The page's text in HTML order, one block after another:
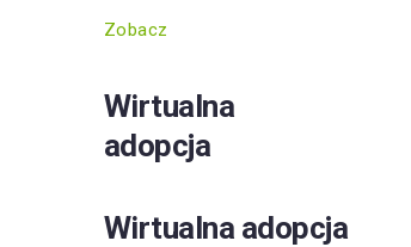
Zobacz
Wirtualna
adopcja
Wirtualna adopcja